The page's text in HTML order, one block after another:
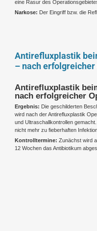
eine Rasur des
Narkose: Der Eingriff bzw. die
Antirefluxplastik
– nach erfolgreicher
Antirefluxplastik
nach erfolgreicher
Ergebnis: Die geschilderten
wird nach der Antirefluxplastik
und Ultraschallkontrollen
nicht mehr zu fieberhaften
Kontrolltermine: Zunächst wird
12 Wochen das Antibiotikum